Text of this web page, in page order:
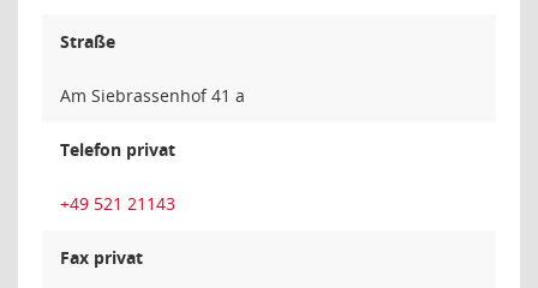
Straße
Am Siebrassenhof 41 a
Telefon privat
+49 521 21143
Fax privat